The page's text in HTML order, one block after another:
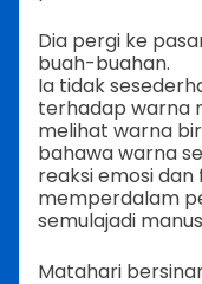
Dia pergi ke
buah-buahan.
Ia tidak
terhadap warna
melihat warna
bahawa warna
reaksi emosi
memperdalam
semulajadi
Matahari